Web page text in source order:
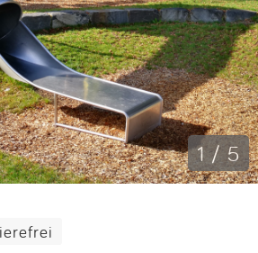
Kontakt
Anmelden 1 / 5